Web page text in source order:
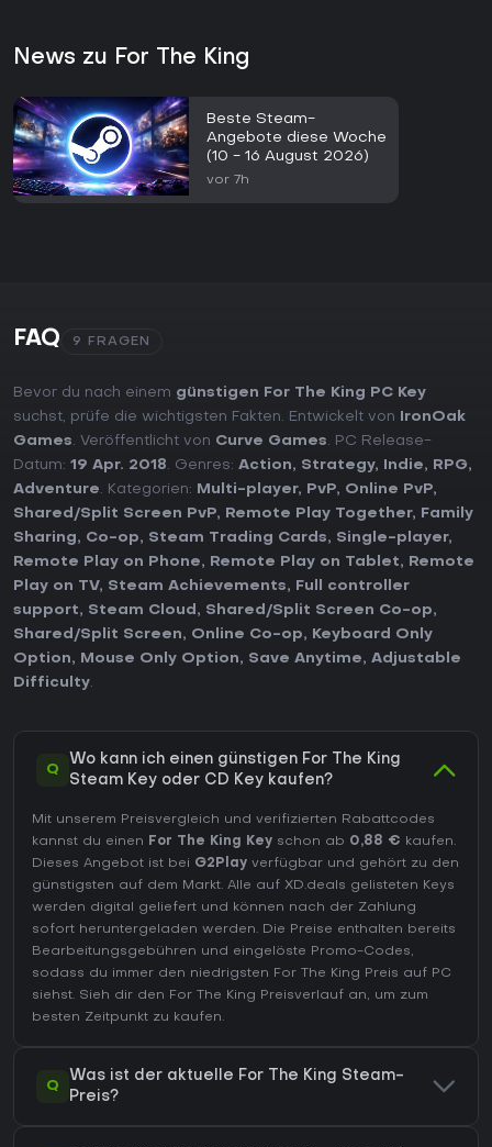
News zu For The King
Beste Steam-
Angebote diese Woche
(10 - 16 August 2026)
vor 7h
FAQ 9 FRAGEN
Bevor du nach einem günstigen For The King PC Key
suchst, prüfe die wichtigsten Fakten. Entwickelt von
IronOak
Games. Veröffentlicht von Curve Games. PC Release-
Datum: 19 Apr. 2018. Genres: Action, Strategy, Indie, RPG,
Adventure. Kategorien: Multi-player, PvP, Online PvP,
Shared/Split Screen PvP, Remote Play Together,
Family
Sharing, Co-op, Steam Trading Cards, Single-player,
Remote Play on Phone, Remote Play on Tablet,
Remote
Play on TV, Steam Achievements,
Full controller
support, Steam Cloud , Shared/Split Screen Co-op,
Shared/Split Screen, Online Co-op,
Keyboard Only
Option, Mouse Only Option, Save Anytime, Adjustable
Difficulty.
Q
Wo kann ich einen günstigen For The King
Steam Key oder CD Key kaufen?
Mit unserem Preisvergleich und verifizierten Rabattcodes
kannst du einen For The King Key schon ab 0,88 € kaufen.
Dieses Angebot ist bei G2Play verfügbar und gehört zu den
günstigsten auf dem Markt. Alle auf XD.deals gelisteten Keys
werden digital geliefert und können nach der Zahlung
sofort heruntergeladen werden. Die Preise enthalten bereits
Bearbeitungsgebühren und eingelöste Promo-Codes,
sodass du immer den niedrigsten For The King Preis auf PC
siehst. Sieh dir den For The King Preisverlauf an, um zum
besten Zeitpunkt zu kaufen.
Q
Was ist der aktuelle For The King Steam-
Preis?